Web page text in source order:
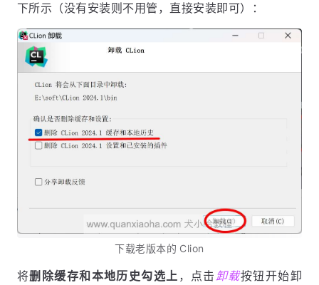
下所示（没有安装则不用管，直接安装即可）：
下载老版本的 Clion
将删除缓存和本地历史勾选上 ，点击 卸载按钮开始卸